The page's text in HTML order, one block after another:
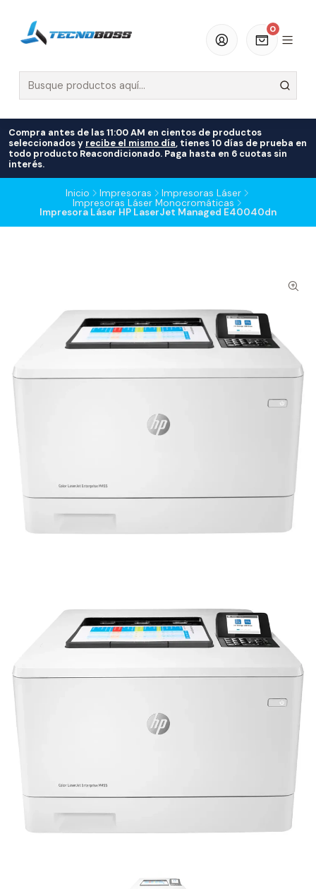
0
Compra antes de las 11:00 AM en cientos de productos
seleccionados y recibe el mismo día, tienes 10 días de prueba en
todo producto Reacondicionado. Paga hasta en 6 cuotas sin
interés.
Inicio Impresoras
Impresoras Láser
Impresoras Láser Monocromáticas
Impresora Láser HP LaserJet Managed E40040dn